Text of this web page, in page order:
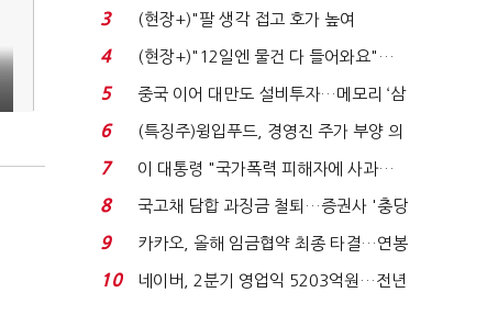
처분' 기준은 ...
3
(현장+)"팔 생각 접고 호가 높여
요"…'덜 똘똘한 한 채' 20...
4
(현장+)"12일엔 물건 다 들어와요"…
빈 매대 채우며 문 연 ...
5
중국 이어 대만도 설비투자…메모리 ‘삼
국전쟁’
6
(특징주)윙입푸드, 경영진 주가 부양 의
지에 상한가...
7
이 대통령 "국가폭력 피해자에 사과…
적극적 조사로 진...
8
국고채 담합 과징금 철퇴…증권사 '충당
금 폭탄' 우려...
9
카카오, 올해 임금협약 최종 타결…연봉
6.3% 인상·격려...
10
네이버, 2분기 영업익 5203억원…전년